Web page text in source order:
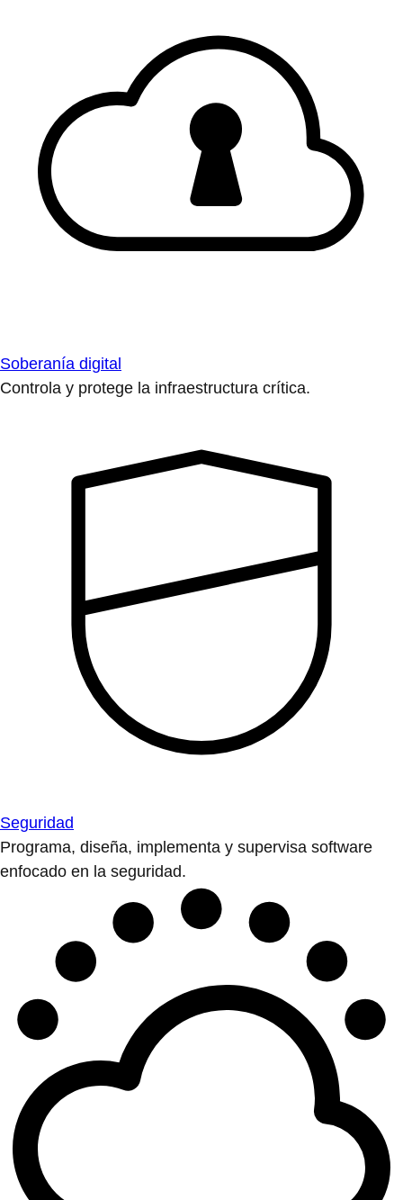
Soberanía digital
Controla y protege la infraestructura crítica.
Seguridad
Programa, diseña, implementa y supervisa software
enfocado en la seguridad.